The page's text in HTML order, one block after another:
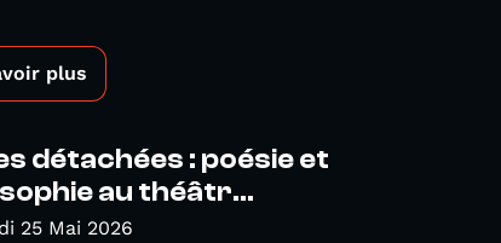
plus
détachées : poésie et
au théâtr...
25 Mai 2026